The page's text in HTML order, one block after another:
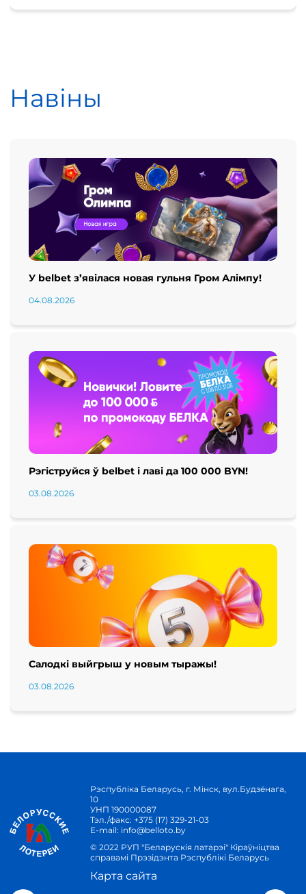
Навіны
У belbet з’явілася новая гульня Гром Алімпу!
04.08.2026
Рэгіструйся ў belbet і лаві да 100 000 BYN!
03.08.2026
Салодкі выйгрыш у новым тыражы!
03.08.2026
Рэспубліка Беларусь, г. Мінск, вул.Будзёнага,
10
УНП 190000087
Тэл./факс: +375 (17) 329-21-03
E-mail: info@belloto.by
© 2022 РУП "Беларускія латарэі" Кіраўніцтва
справамі Прэзідэнта Рэспублікі Беларусь
Карта сайта